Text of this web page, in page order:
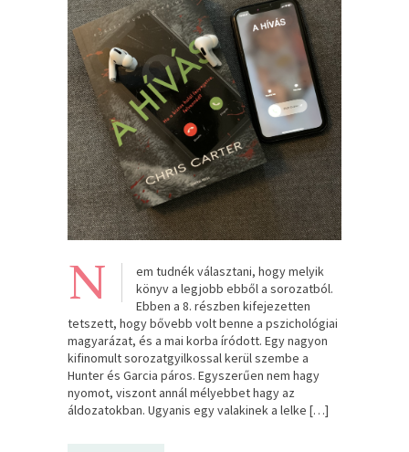
N
em tudnék választani, hogy melyik
könyv a legjobb ebből a sorozatból.
Ebben a 8. részben kifejezetten
tetszett, hogy bővebb volt benne a pszichológiai
magyarázat, és a mai korba íródott. Egy nagyon
kifinomult sorozatgyilkossal kerül szembe a
Hunter és Garcia páros. Egyszerűen nem hagy
nyomot, viszont annál mélyebbet hagy az
áldozatokban. Ugyanis egy valakinek a lelke […]